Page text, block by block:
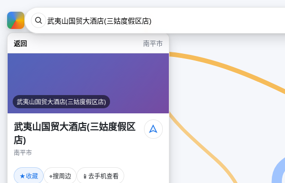
返回 南平市
武夷山国贸大酒店(三姑度假区店)
武夷山国贸大酒店(三姑度假区
店)
南平市
★收藏 ⌖搜周边 📱 去手机查看